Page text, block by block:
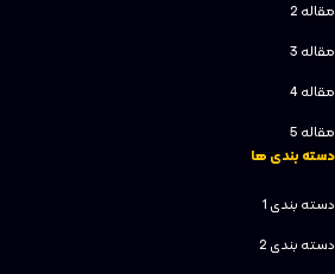
مقاله 2
مقاله 3
مقاله 4
مقاله 5
دسته بندی ها
دسته بندی 1
دسته بندی 2